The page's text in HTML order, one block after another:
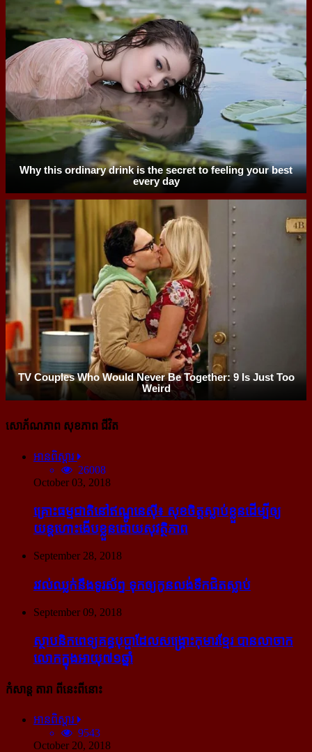
សោភ័ណភាព សុខភាព ជីវិត
អានពិស្ដារ
26008
October 03, 2018
គ្រោះធម្មជាតិនៅឥណ្ឌូនេស៊ី៖ សុខចិត្ត​ស្លាប់​ខ្លួន​ដើម្បី​ឲ្យ​
យន្ដហោះ​ងើប​ខ្លួន​ដោយ​សុវត្ថិភាព
September 28, 2018
រវល់​ឈ្លក់​នឹង​ទូរស័ព្ទ ទុក​ឲ្យ​កូន​លង់​ទឹក​ជិត​ស្លាប់
September 09, 2018
ស្ថាបនិក​ពេទ្យ​គន្ធបុប្ផា​ដែល​សង្គ្រោះ​កុមារ​ខ្មែរ​ បាន​លាចាក​
លោក​ក្នុង​អាយុ​៧១ឆ្នាំ
កំសាន្ដ តារា ពីនេះពីនោះ
អានពិស្ដារ
9543
October 20, 2018